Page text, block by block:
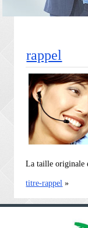
rappel
La taille originale
titre-rappel »